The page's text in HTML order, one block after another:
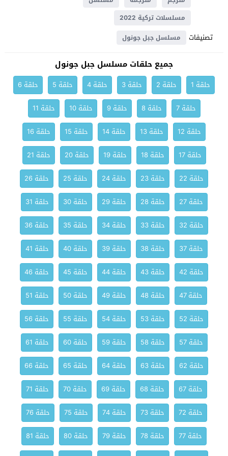
مسلسلات تركية 2022
تصنيفات مسلسل جبل جونول
جميع حلقات مسلسل جبل جونول
حلقة 1 حلقة 2 حلقة 3 حلقة 4 حلقة 5
حلقة 6
حلقة 7
حلقة 8 حلقة 9 حلقة 10
حلقة 11
حلقة 12
حلقة 13 حلقة 14 حلقة 15
حلقة 16
حلقة 17
حلقة 18 حلقة 19 حلقة 20
حلقة 21
حلقة 22
حلقة 23 حلقة 24 حلقة 25
حلقة 26
حلقة 27
حلقة 28 حلقة 29 حلقة 30
حلقة 31
حلقة 32
حلقة 33 حلقة 34 حلقة 35
حلقة 36
حلقة 37
حلقة 38 حلقة 39 حلقة 40
حلقة 41
حلقة 42
حلقة 43 حلقة 44 حلقة 45
حلقة 46
حلقة 47
حلقة 48 حلقة 49 حلقة 50
حلقة 51
حلقة 52
حلقة 53 حلقة 54 حلقة 55
حلقة 56
حلقة 57
حلقة 58 حلقة 59 حلقة 60
حلقة 61
حلقة 62
حلقة 63 حلقة 64 حلقة 65
حلقة 66
حلقة 67
حلقة 68 حلقة 69 حلقة 70
حلقة 71
حلقة 72
حلقة 73 حلقة 74 حلقة 75
حلقة 76
حلقة 77
حلقة 78 حلقة 79 حلقة 80
حلقة 81